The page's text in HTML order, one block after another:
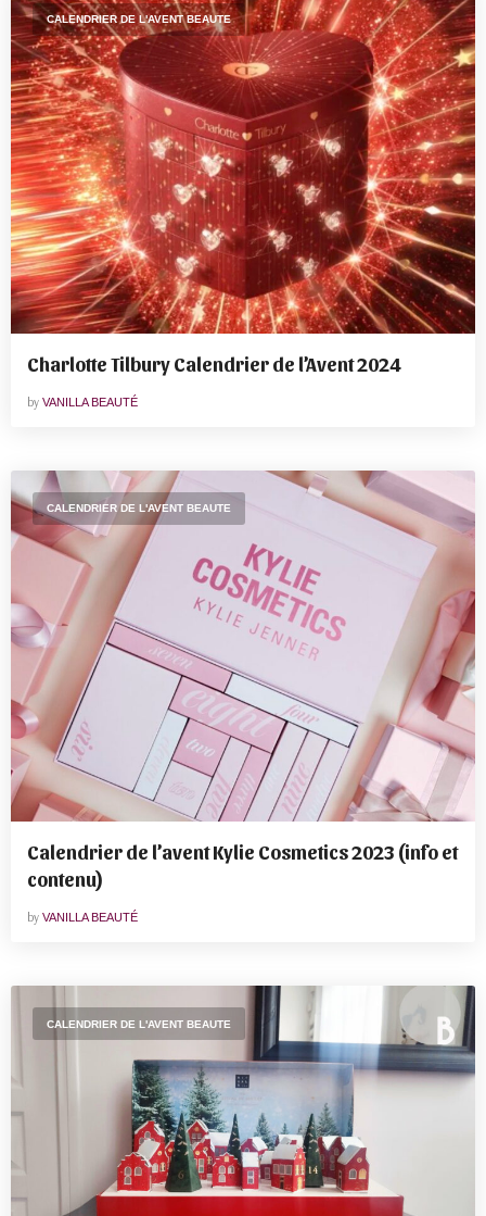
CALENDRIER DE L'AVENT BEAUTE
Charlotte Tilbury Calendrier de l’Avent 2024
by VANILLA BEAUTÉ
CALENDRIER DE L'AVENT BEAUTE
Calendrier de l’avent Kylie Cosmetics 2023 (info et
contenu)
by VANILLA BEAUTÉ
CALENDRIER DE L'AVENT BEAUTE